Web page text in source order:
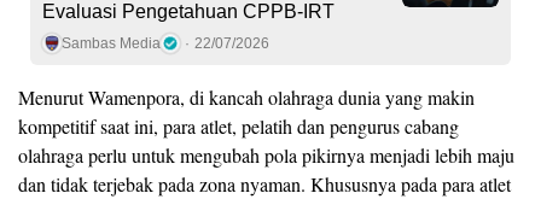
Evaluasi Pengetahuan CPPB-IRT
Sambas Media 22/07/2026
Menurut Wamenpora, di kancah olahraga dunia yang makin
kompetitif saat ini, para atlet, pelatih dan pengurus cabang
olahraga perlu untuk mengubah pola pikirnya menjadi lebih maju
dan tidak terjebak pada zona nyaman. Khususnya pada para atlet